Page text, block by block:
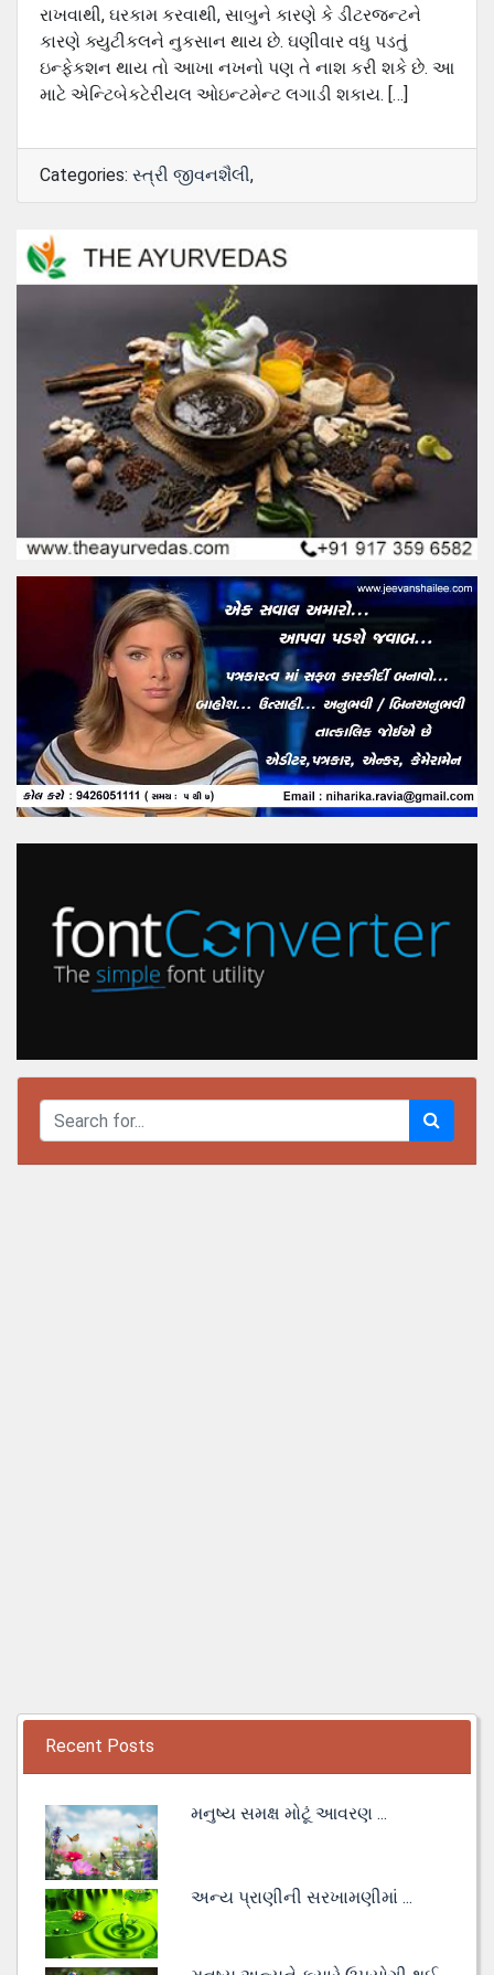
રાખવાથી, ઘરકામ કરવાથી, સાબુને કારણે કે ડીટરજન્ટને
કારણે ક્યુટીકલને નુકસાન થાય છે. ઘણીવાર વધુ પડતું
ઇન્ફેકશન થાય તો આખા નખનો પણ તે નાશ કરી શકે છે. આ
માટે એન્ટિબેકટેરીયલ ઓઇન્ટમેન્ટ લગાડી શકાય. […]
Categories: સ્ત્રી જીવનશૈલી,
Recent Posts
મનુષ્ય સમક્ષ મોટૂં આવરણ ...
અન્ય પ્રાણીની સરખામણીમાં ...